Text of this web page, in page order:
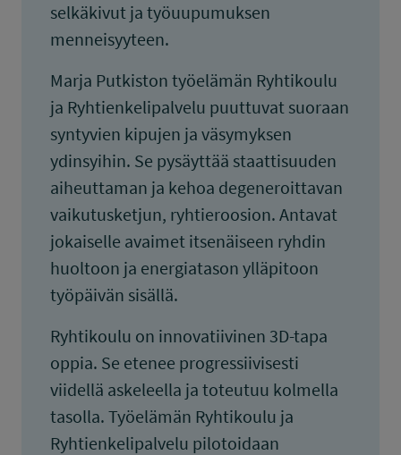
selkäkivut ja työuupumuksen
menneisyyteen.
Marja Putkiston työelämän Ryhtikoulu
ja Ryhtienkelipalvelu puuttuvat suoraan
syntyvien kipujen ja väsymyksen
ydinsyihin. Se pysäyttää staattisuuden
aiheuttaman ja kehoa degeneroittavan
vaikutusketjun, ryhtieroosion. Antavat
jokaiselle avaimet itsenäiseen ryhdin
huoltoon ja energiatason ylläpitoon
työpäivän sisällä.
Ryhtikoulu on innovatiivinen 3D-tapa
oppia. Se etenee progressiivisesti
viidellä askeleella ja toteutuu kolmella
tasolla. Työelämän Ryhtikoulu ja
Ryhtienkelipalvelu pilotoidaan